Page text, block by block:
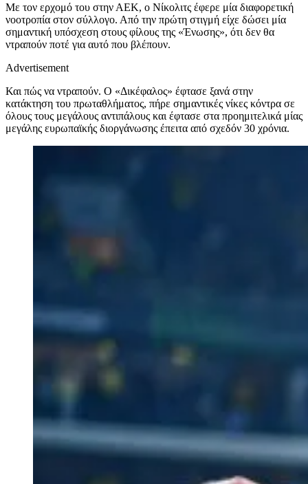
Με τον ερχομό του στην ΑΕΚ, ο Νίκολιτς έφερε μία διαφορετική
νοοτροπία στον σύλλογο. Από την πρώτη στιγμή είχε δώσει μία
σημαντική υπόσχεση στους φίλους της «Ένωσης», ότι δεν θα
ντραπούν ποτέ για αυτό που βλέπουν.
Advertisement
Και πώς να ντραπούν. Ο «Δικέφαλος» έφτασε ξανά στην
κατάκτηση του πρωταθλήματος, πήρε σημαντικές νίκες κόντρα σε
όλους τους μεγάλους αντιπάλους και έφτασε στα προημιτελικά μίας
μεγάλης ευρωπαϊκής διοργάνωσης έπειτα από σχεδόν 30 χρόνια.